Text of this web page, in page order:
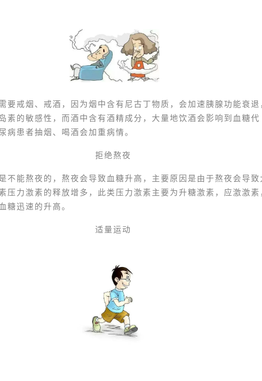
要戒烟、戒酒，因为烟中含有尼古丁物质，会加速胰腺功能衰退
素的敏感性，而酒中含有酒精成分，大量地饮酒会影响到血糖代
病患者抽烟、喝酒会加重病情。
拒绝熬夜
不能熬夜的，熬夜会导致血糖升高，主要原因是由于熬夜会导致
压力激素的释放增多，此类压力激素主要为升糖激素，应激激素
糖迅速的升高。
适量运动